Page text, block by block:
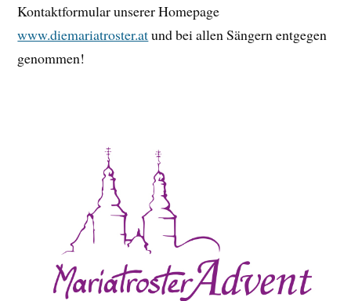
Kontaktformular unserer Homepage
www.diemariatroster.atund bei allen Sängern entgegen
genommen!